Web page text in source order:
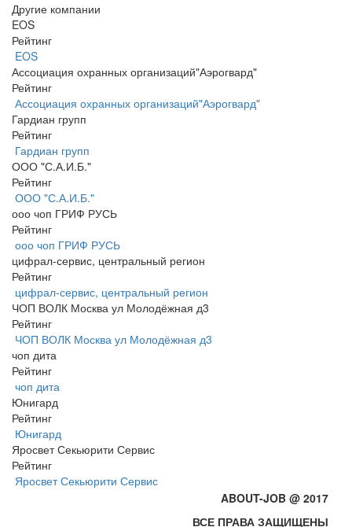
Другие компании
EOS
Рейтинг
EOS
Ассоциация охранных организаций"Аэрогвард"
Рейтинг
Ассоциация охранных организаций"Аэрогвард"
Гардиан групп
Рейтинг
Гардиан групп
ООО "С.А.И.Б."
Рейтинг
ООО "С.А.И.Б."
ооо чоп ГРИФ РУСЬ
Рейтинг
ооо чоп ГРИФ РУСЬ
цифрал-сервис, центральный регион
Рейтинг
цифрал-сервис, центральный регион
ЧОП ВОЛК Москва ул Молодёжная д3
Рейтинг
ЧОП ВОЛК Москва ул Молодёжная д3
чоп дита
Рейтинг
чоп дита
Юнигард
Рейтинг
Юнигард
Яросвет Секьюрити Сервис
Рейтинг
Яросвет Секьюрити Сервис
ABOUT-JOB @ 2017
ВСЕ ПРАВА ЗАЩИЩЕНЫ